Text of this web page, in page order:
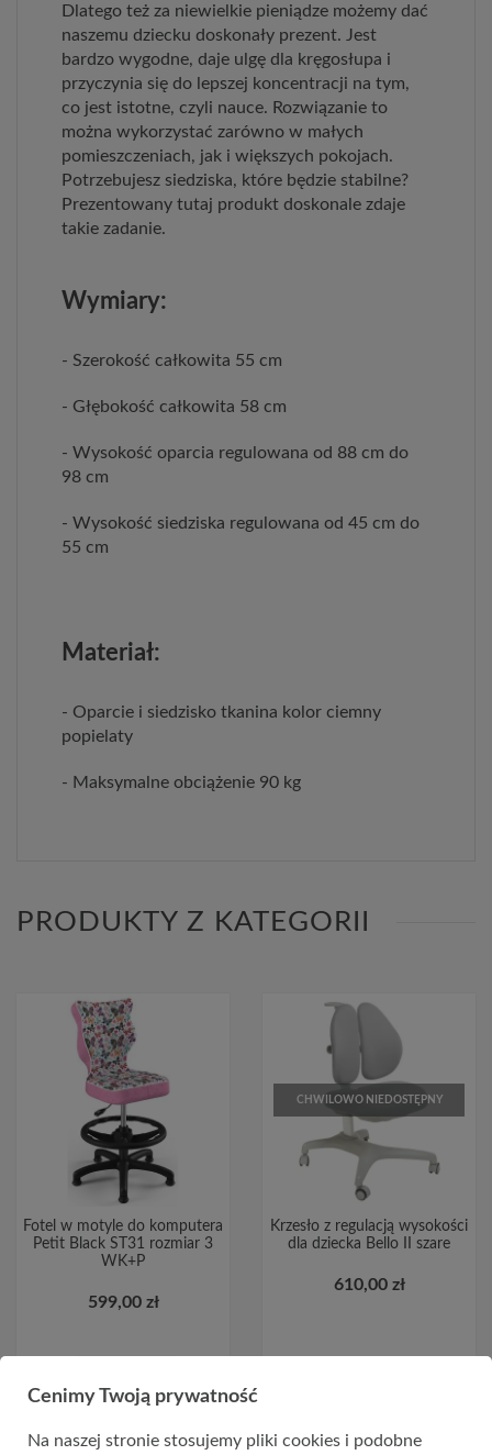
Dlatego też za niewielkie pieniądze możemy dać
naszemu dziecku doskonały prezent. Jest
bardzo wygodne, daje ulgę dla kręgosłupa i
przyczynia się do lepszej koncentracji na tym,
co jest istotne, czyli nauce. Rozwiązanie to
można wykorzystać zarówno w małych
pomieszczeniach, jak i większych pokojach.
Potrzebujesz siedziska, które będzie stabilne?
Prezentowany tutaj produkt doskonale zdaje
takie zadanie.
Wymiary:
- Szerokość całkowita 55 cm
- Głębokość całkowita 58 cm
- Wysokość oparcia regulowana od 88 cm do
98 cm
- Wysokość siedziska regulowana od 45 cm do
55 cm
Materiał:
- Oparcie i siedzisko tkanina kolor ciemny
popielaty
- Maksymalne obciążenie 90 kg
PRODUKTY Z KATEGORII
Fotel w motyle do komputera
Petit Black ST31 rozmiar 3
WK+P
599,00 zł
CHWILOWO NIEDOSTĘPNY
Krzesło z regulacją wysokości
dla dziecka Bello II szare
610,00 zł
Cenimy Twoją prywatność
Na naszej stronie stosujemy pliki cookies i podobne